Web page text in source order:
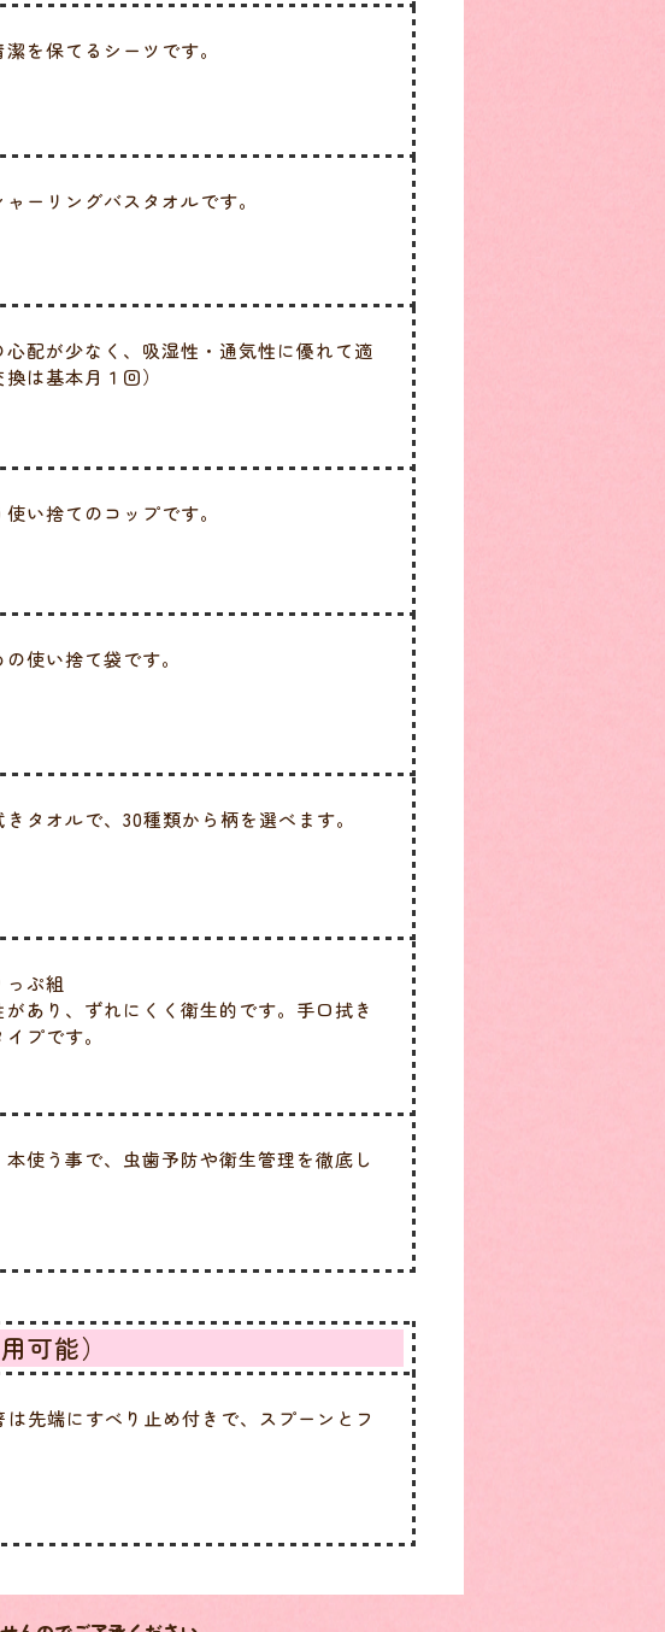
を保てるシーツです。
ーリングバスタオルです。
配が少なく、吸湿性・通気性に優れて適
は基本月１回）
い捨てのコップです。
使い捨て袋です。
タオルで、30種類から柄を選べます。
っぷ組
あり、ずれにくく衛生的です。手口拭き
プです。
使う事で、虫歯予防や衛生管理を徹底し
可能）
先端にすべり止め付きで、スプーンとフ